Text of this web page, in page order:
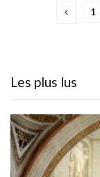
1
Les plus lus